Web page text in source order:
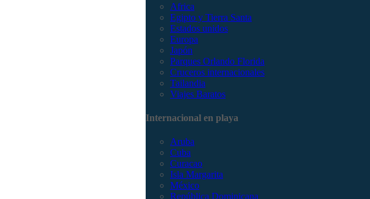
Africa
Egipto y Tierra Santa
Estados unidos
Europa
Japón
Parques Orlando Florida
Cruceros internacionales
Tailandia
Viajes Baratos
Internacional en playa
Aruba
Cuba
Curacao
Isla Margarita
México
República Dominicana